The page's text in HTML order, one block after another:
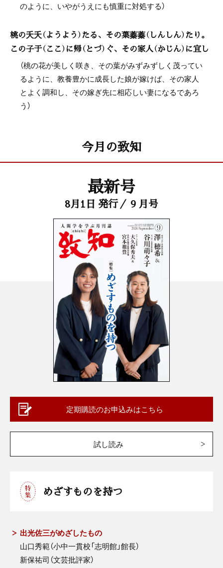
のように、いやがうえにも慎重に対処する）
桃の夭夭（ようよう）たる、その葉蓁蓁（しんしん）たり。
この子于（ここ）に帰（とづ）ぐ、その家人（かじん）に宜し
（桃の花が美しく咲き、その葉がみずみずしく茂ってい
るように、教養豊かに成長した娘が嫁けば、その家人
とよく調和し、その嫁ぎ先に相応しい妻になるであろ
う）
今月の致知
最新号
8月1日 発行／ 9 月号
定期購読のお申込みはこちら
試し読み
めざすものを持つ
出光佐三がめざしたもの
山口秀範（小中一貫校「志明館」館長）
新保祐司（文芸批評家）